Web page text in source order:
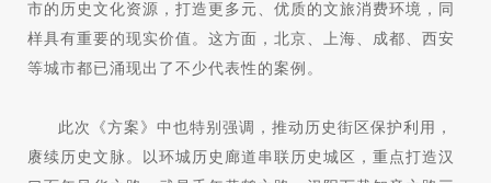
市的历史文化资源，打造更多元、优质的文旅消费环境，同
样具有重要的现实价值。这方面，北京、上海、成都、西安
等城市都已涌现出了不少代表性的案例。
此次《方案》中也特别强调，推动历史街区保护利用，
赓续历史文脉。以环城历史廊道串联历史城区，重点打造汉